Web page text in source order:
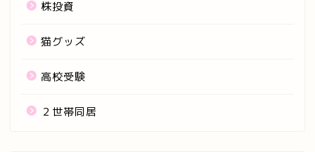
株投資
猫グッズ
高校受験
２世帯同居